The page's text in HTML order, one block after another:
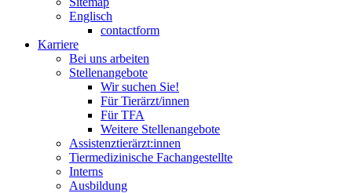
Englisch
contactform
Karriere
Bei uns arbeiten
Stellenangebote
Wir suchen Sie!
Für Tierärzt/innen
Für TFA
Weitere Stellenangebote
Assistenztierärzt:innen
Tiermedizinische Fachangestellte
Interns
Ausbildung